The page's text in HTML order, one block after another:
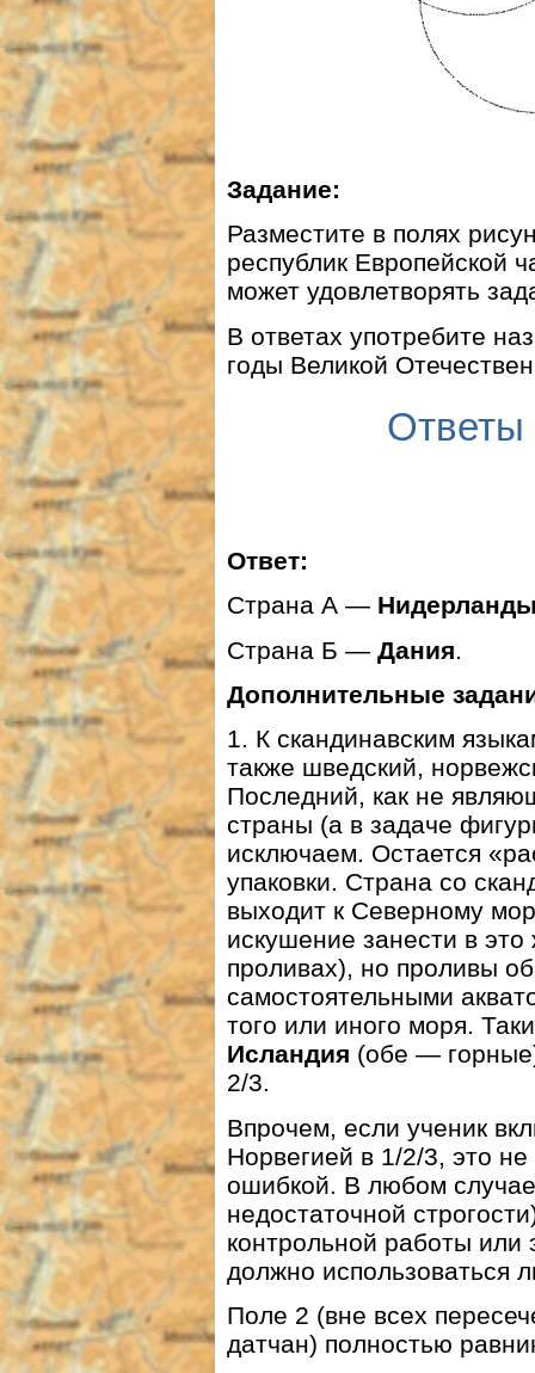
Задание:
Разместите в полях
республик Европейской
может удовлетворять
В ответах употребите
годы Великой
Ответы
Ответ:
Страна А —
Страна Б — Дания
Дополнительные
1. К скандинавским
также шведский,
Последний, как не
страны (а в задаче
исключаем. Остается
упаковки. Страна со
выходит к Северному
искушение занести в
проливах), но проливы
самостоятельными
того или иного моря.
Исландия (обе —
2/3.
Впрочем, если ученик
Норвегией в 1/2/3, это
ошибкой. В любом
недостаточной
контрольной работы или
должно использоваться
Поле 2 (вне всех
датчан) полностью